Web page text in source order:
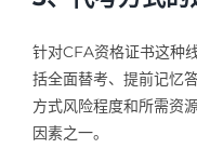
针对CFA资格证书这种
括全面替考、提前记忆
方式风险程度和所需资
因素之一。